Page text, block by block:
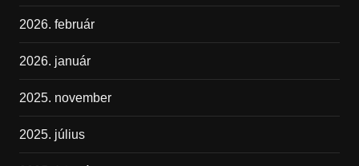
2026. február
2026. január
2025. november
2025. július